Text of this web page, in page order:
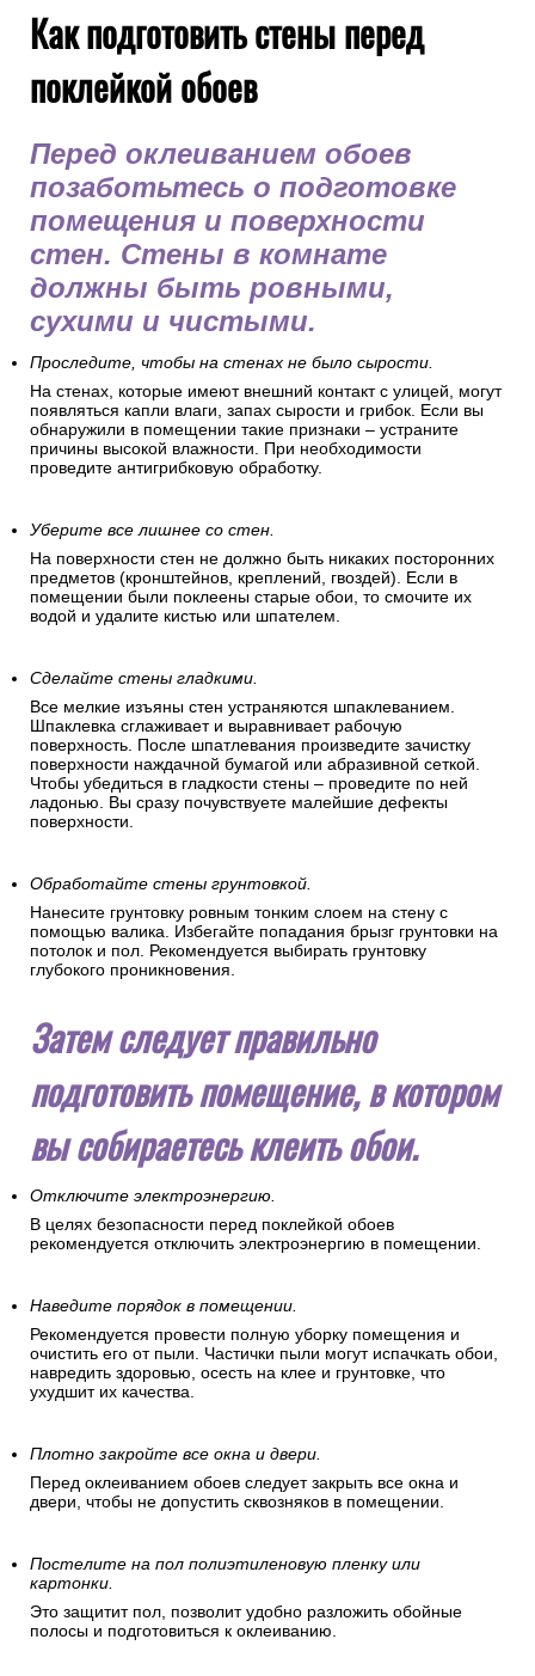
Как подготовить стены перед
поклейкой обоев
Перед оклеиванием обоев
позаботьтесь о подготовке
помещения и поверхности
стен. Стены в комнате
должны быть ровными,
сухими и чистыми.
Проследите, чтобы на стенах не было сырости.
На стенах, которые имеют внешний контакт с улицей, могут
появляться капли влаги, запах сырости и грибок. Если вы
обнаружили в помещении такие признаки – устраните
причины высокой влажности. При необходимости
проведите антигрибковую обработку.
Уберите все лишнее со стен.
На поверхности стен не должно быть никаких посторонних
предметов (кронштейнов, креплений, гвоздей). Если в
помещении были поклеены старые обои, то смочите их
водой и удалите кистью или шпателем.
Сделайте стены гладкими.
Все мелкие изъяны стен устраняются шпаклеванием.
Шпаклевка сглаживает и выравнивает рабочую
поверхность. После шпатлевания произведите зачистку
поверхности наждачной бумагой или абразивной сеткой.
Чтобы убедиться в гладкости стены – проведите по ней
ладонью. Вы сразу почувствуете малейшие дефекты
поверхности.
Обработайте стены грунтовкой.
Нанесите грунтовку ровным тонким слоем на стену с
помощью валика. Избегайте попадания брызг грунтовки на
потолок и пол. Рекомендуется выбирать грунтовку
глубокого проникновения.
Затем следует правильно
подготовить помещение, в котором
вы собираетесь клеить обои.
Отключите электроэнергию.
В целях безопасности перед поклейкой обоев
рекомендуется отключить электроэнергию в помещении.
Наведите порядок в помещении.
Рекомендуется провести полную уборку помещения и
очистить его от пыли. Частички пыли могут испачкать обои,
навредить здоровью, осесть на клее и грунтовке, что
ухудшит их качества.
Плотно закройте все окна и двери.
Перед оклеиванием обоев следует закрыть все окна и
двери, чтобы не допустить сквозняков в помещении.
Постелите на пол полиэтиленовую пленку или
картонки.
Это защитит пол, позволит удобно разложить обойные
полосы и подготовиться к оклеиванию.